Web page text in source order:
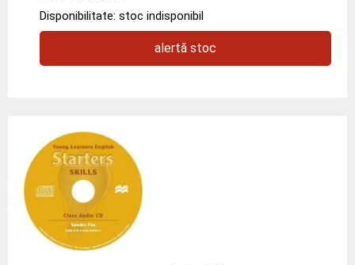
Disponibilitate: stoc indisponibil
alertă stoc